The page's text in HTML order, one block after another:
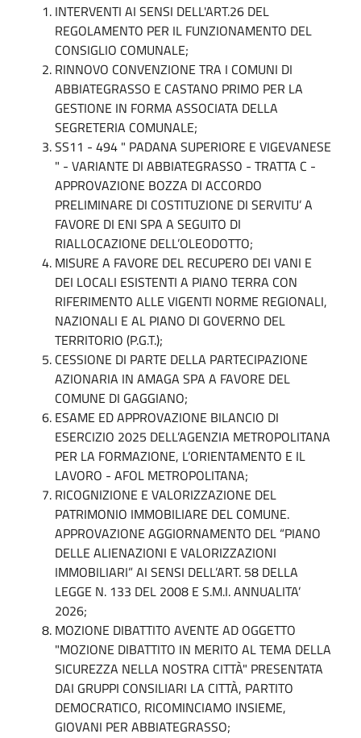
INTERVENTI AI SENSI DELL'ART.26 DEL
REGOLAMENTO PER IL FUNZIONAMENTO DEL
CONSIGLIO COMUNALE;
RINNOVO CONVENZIONE TRA I COMUNI DI
ABBIATEGRASSO E CASTANO PRIMO PER LA
GESTIONE IN FORMA ASSOCIATA DELLA
SEGRETERIA COMUNALE;
SS11 - 494 " PADANA SUPERIORE E VIGEVANESE
" - VARIANTE DI ABBIATEGRASSO - TRATTA C -
APPROVAZIONE BOZZA DI ACCORDO
PRELIMINARE DI COSTITUZIONE DI SERVITU’ A
FAVORE DI ENI SPA A SEGUITO DI
RIALLOCAZIONE DELL’OLEODOTTO;
MISURE A FAVORE DEL RECUPERO DEI VANI E
DEI LOCALI ESISTENTI A PIANO TERRA CON
RIFERIMENTO ALLE VIGENTI NORME REGIONALI,
NAZIONALI E AL PIANO DI GOVERNO DEL
TERRITORIO (P.G.T.);
CESSIONE DI PARTE DELLA PARTECIPAZIONE
AZIONARIA IN AMAGA SPA A FAVORE DEL
COMUNE DI GAGGIANO;
ESAME ED APPROVAZIONE BILANCIO DI
ESERCIZIO 2025 DELL’AGENZIA METROPOLITANA
PER LA FORMAZIONE, L’ORIENTAMENTO E IL
LAVORO - AFOL METROPOLITANA;
RICOGNIZIONE E VALORIZZAZIONE DEL
PATRIMONIO IMMOBILIARE DEL COMUNE.
APPROVAZIONE AGGIORNAMENTO DEL “PIANO
DELLE ALIENAZIONI E VALORIZZAZIONI
IMMOBILIARI” AI SENSI DELL’ART. 58 DELLA
LEGGE N. 133 DEL 2008 E S.M.I. ANNUALITA’
2026;
MOZIONE DIBATTITO AVENTE AD OGGETTO
"MOZIONE DIBATTITO IN MERITO AL TEMA DELLA
SICUREZZA NELLA NOSTRA CITTÀ" PRESENTATA
DAI GRUPPI CONSILIARI LA CITTÀ, PARTITO
DEMOCRATICO, RICOMINCIAMO INSIEME,
GIOVANI PER ABBIATEGRASSO;